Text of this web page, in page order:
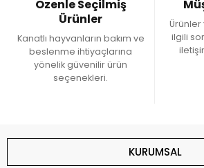
Özenle Seçilmiş
Ürünler
Kanatlı hayvanların bakım ve
beslenme ihtiyaçlarına
yönelik güvenilir ürün
seçenekleri.
ilgili
KURUMSAL